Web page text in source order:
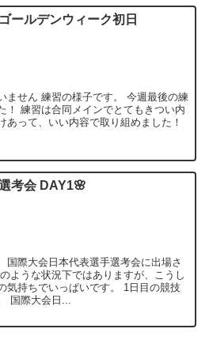
ゴールデンウィーク初日
ません 練習の様子です。 今週最後の練
！ 練習は合同メインでとてもきつい内
あって、いい内容で取り組めました！
考会 DAY1🌸
国際大会日本代表選手選考会に出場さ
ような状況下ではありますが、こうし
気持ちでいっぱいです。 1日目の競技
国際大会日...